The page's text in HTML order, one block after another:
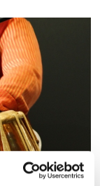
שישי-שבט 31.1.14